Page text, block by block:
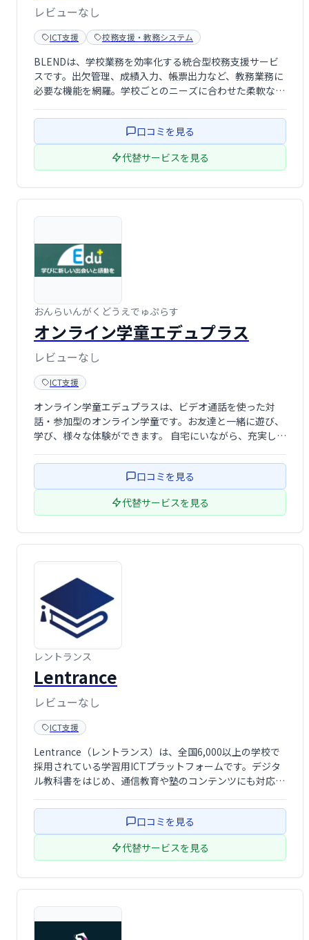
レビューなし
ICT支援 校務支援・教務システム
BLENDは、学校業務を効率化する統合型校務支援サービ
スです。出欠管理、成績入力、帳票出力など、教務業務に
必要な機能を網羅。学校ごとのニーズに合わせた柔軟なカ
す。リーズナブルな価格で、学校独自の運用方法に合わせ
口コミを見る
代替サービスを見る
おんらいんがくどうえでゅぷらす
​オンライン学童エデュプラス
レビューなし
ICT支援
オンライン学童エデュプラスは、ビデオ通話を使った対
話・参加型のオンライン学童です。お友達と一緒に遊び、
学び、様々な体験ができます。 自宅にいながら、充実した
口コミを見る
代替サービスを見る
レントランス
Lentrance
レビューなし
ICT支援
Lentrance（レントランス）は、全国6,000以上の学校で
採用されている学習用ICTプラットフォームです。デジタ
ル教科書をはじめ、通信教育や塾のコンテンツにも対応
を実現し、教育現場のデジタル化を支援します。
口コミを見る
代替サービスを見る